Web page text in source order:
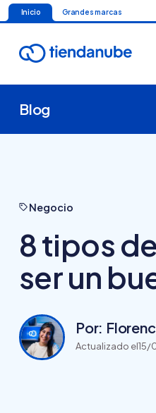
Inicio Grandes marcas
Blog
Negocio
8 tipos
ser un
Por:
Actualizado el15/